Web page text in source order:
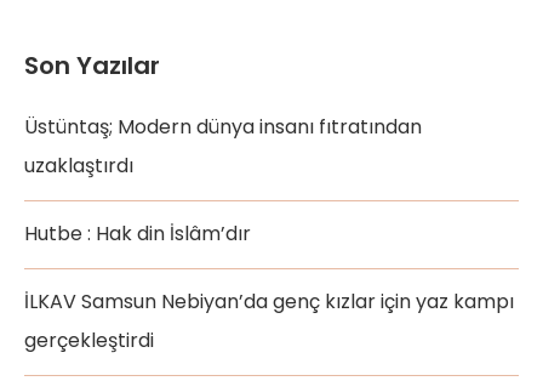
Son Yazılar
Üstüntaş; Modern dünya insanı fıtratından
uzaklaştırdı
Hutbe : Hak din İslâm’dır
İLKAV Samsun Nebiyan’da genç kızlar için yaz kampı
gerçekleştirdi